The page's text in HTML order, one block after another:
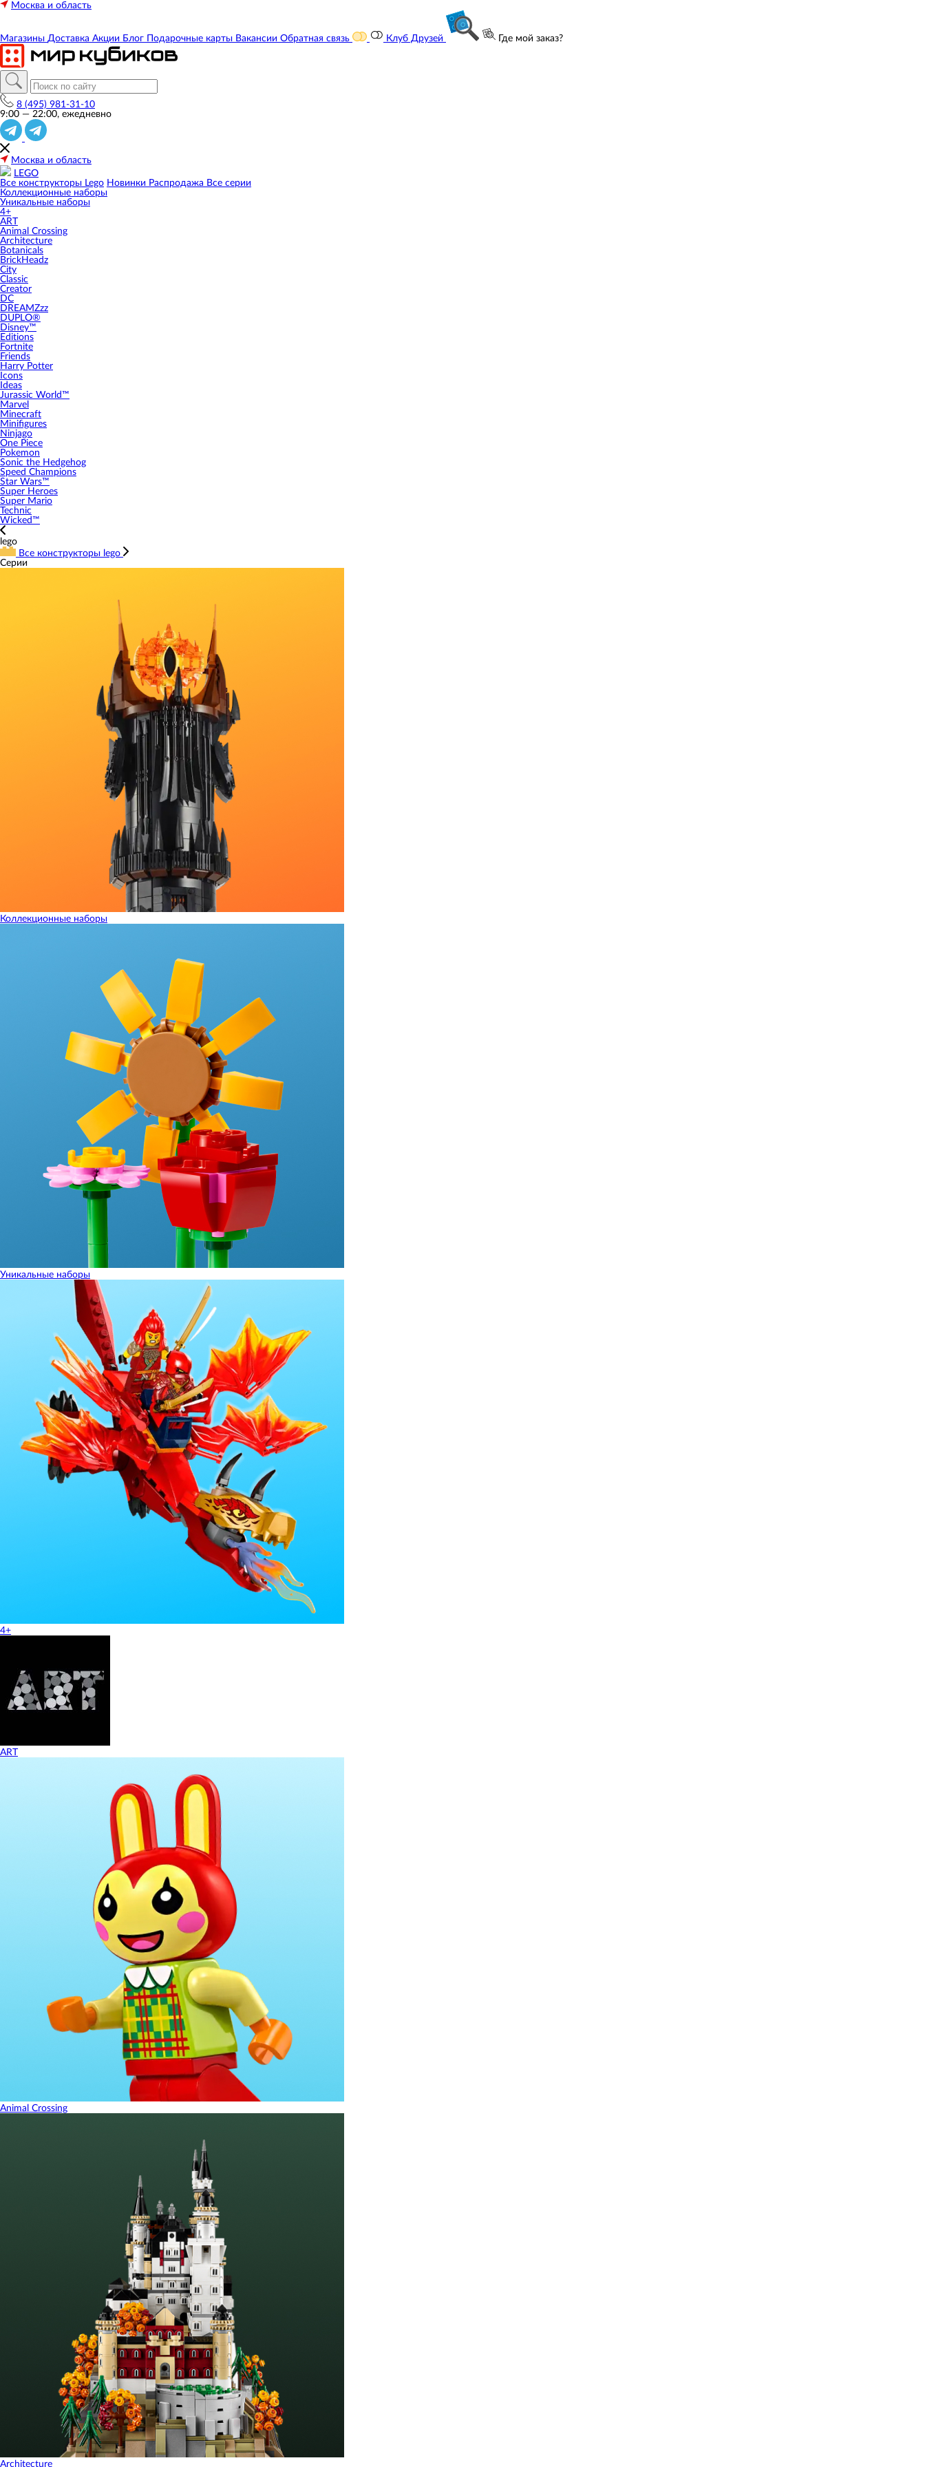
Москва и область
Магазины Доставка Акции Блог Подарочные карты Вакансии Обратная связь Клуб Друзей Где мой заказ?
8 (495) 981-31-10
9:00 — 22:00, ежедневно
Москва и область
LEGO
Все конструкторы Lego Новинки Распродажа Все серии
Коллекционные наборы
Уникальные наборы
4+
ART
Animal Crossing
Architecture
Botanicals
BrickHeadz
City
Classic
Creator
DC
DREAMZzz
DUPLO®
Disney™
Editions
Fortnite
Friends
Harry Potter
Icons
Ideas
Jurassic World™
Marvel
Minecraft
Minifigures
Ninjago
One Piece
Pokemon
Sonic the Hedgehog
Speed Champions
Star Wars™
Super Heroes
Super Mario
Technic
Wicked™
lego
Все конструкторы lego
Серии
Коллекционные наборы
Уникальные наборы
4+
ART
Animal Crossing
Architecture